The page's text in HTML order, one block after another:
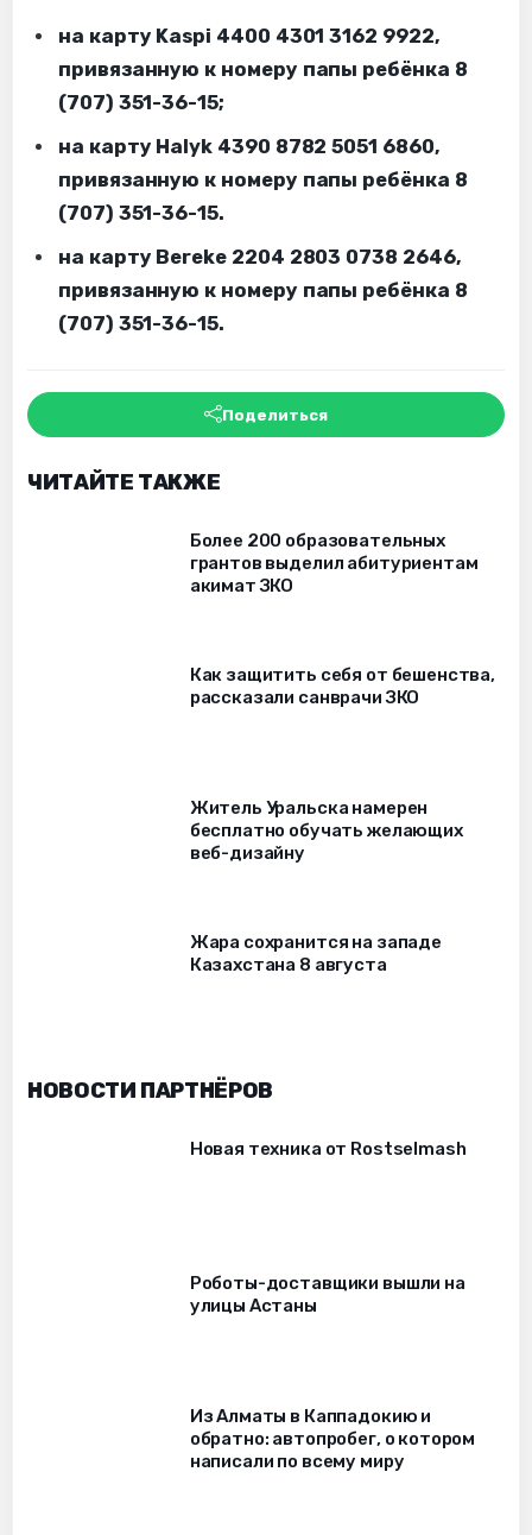
на карту Kaspi 4400 4301 3162 9922,
привязанную к номеру папы ребёнка 8
(707) 351-36-15;
на карту Halyk 4390 8782 5051 6860,
привязанную к номеру папы ребёнка 8
(707) 351-36-15.
на карту Bereke 2204 2803 0738 2646,
привязанную к номеру папы ребёнка 8
(707) 351-36-15.
Поделиться
ЧИТАЙТЕ ТАКЖЕ
Более 200 образовательных
грантов выделил абитуриентам
акимат ЗКО
Как защитить себя от бешенства,
рассказали санврачи ЗКО
Житель Уральска намерен
бесплатно обучать желающих
веб-дизайну
Жара сохранится на западе
Казахстана 8 августа
НОВОСТИ ПАРТНЁРОВ
Новая техника от Rostselmash
Роботы-доставщики вышли на
улицы Астаны
Из Алматы в Каппадокию и
обратно: автопробег, о котором
написали по всему миру